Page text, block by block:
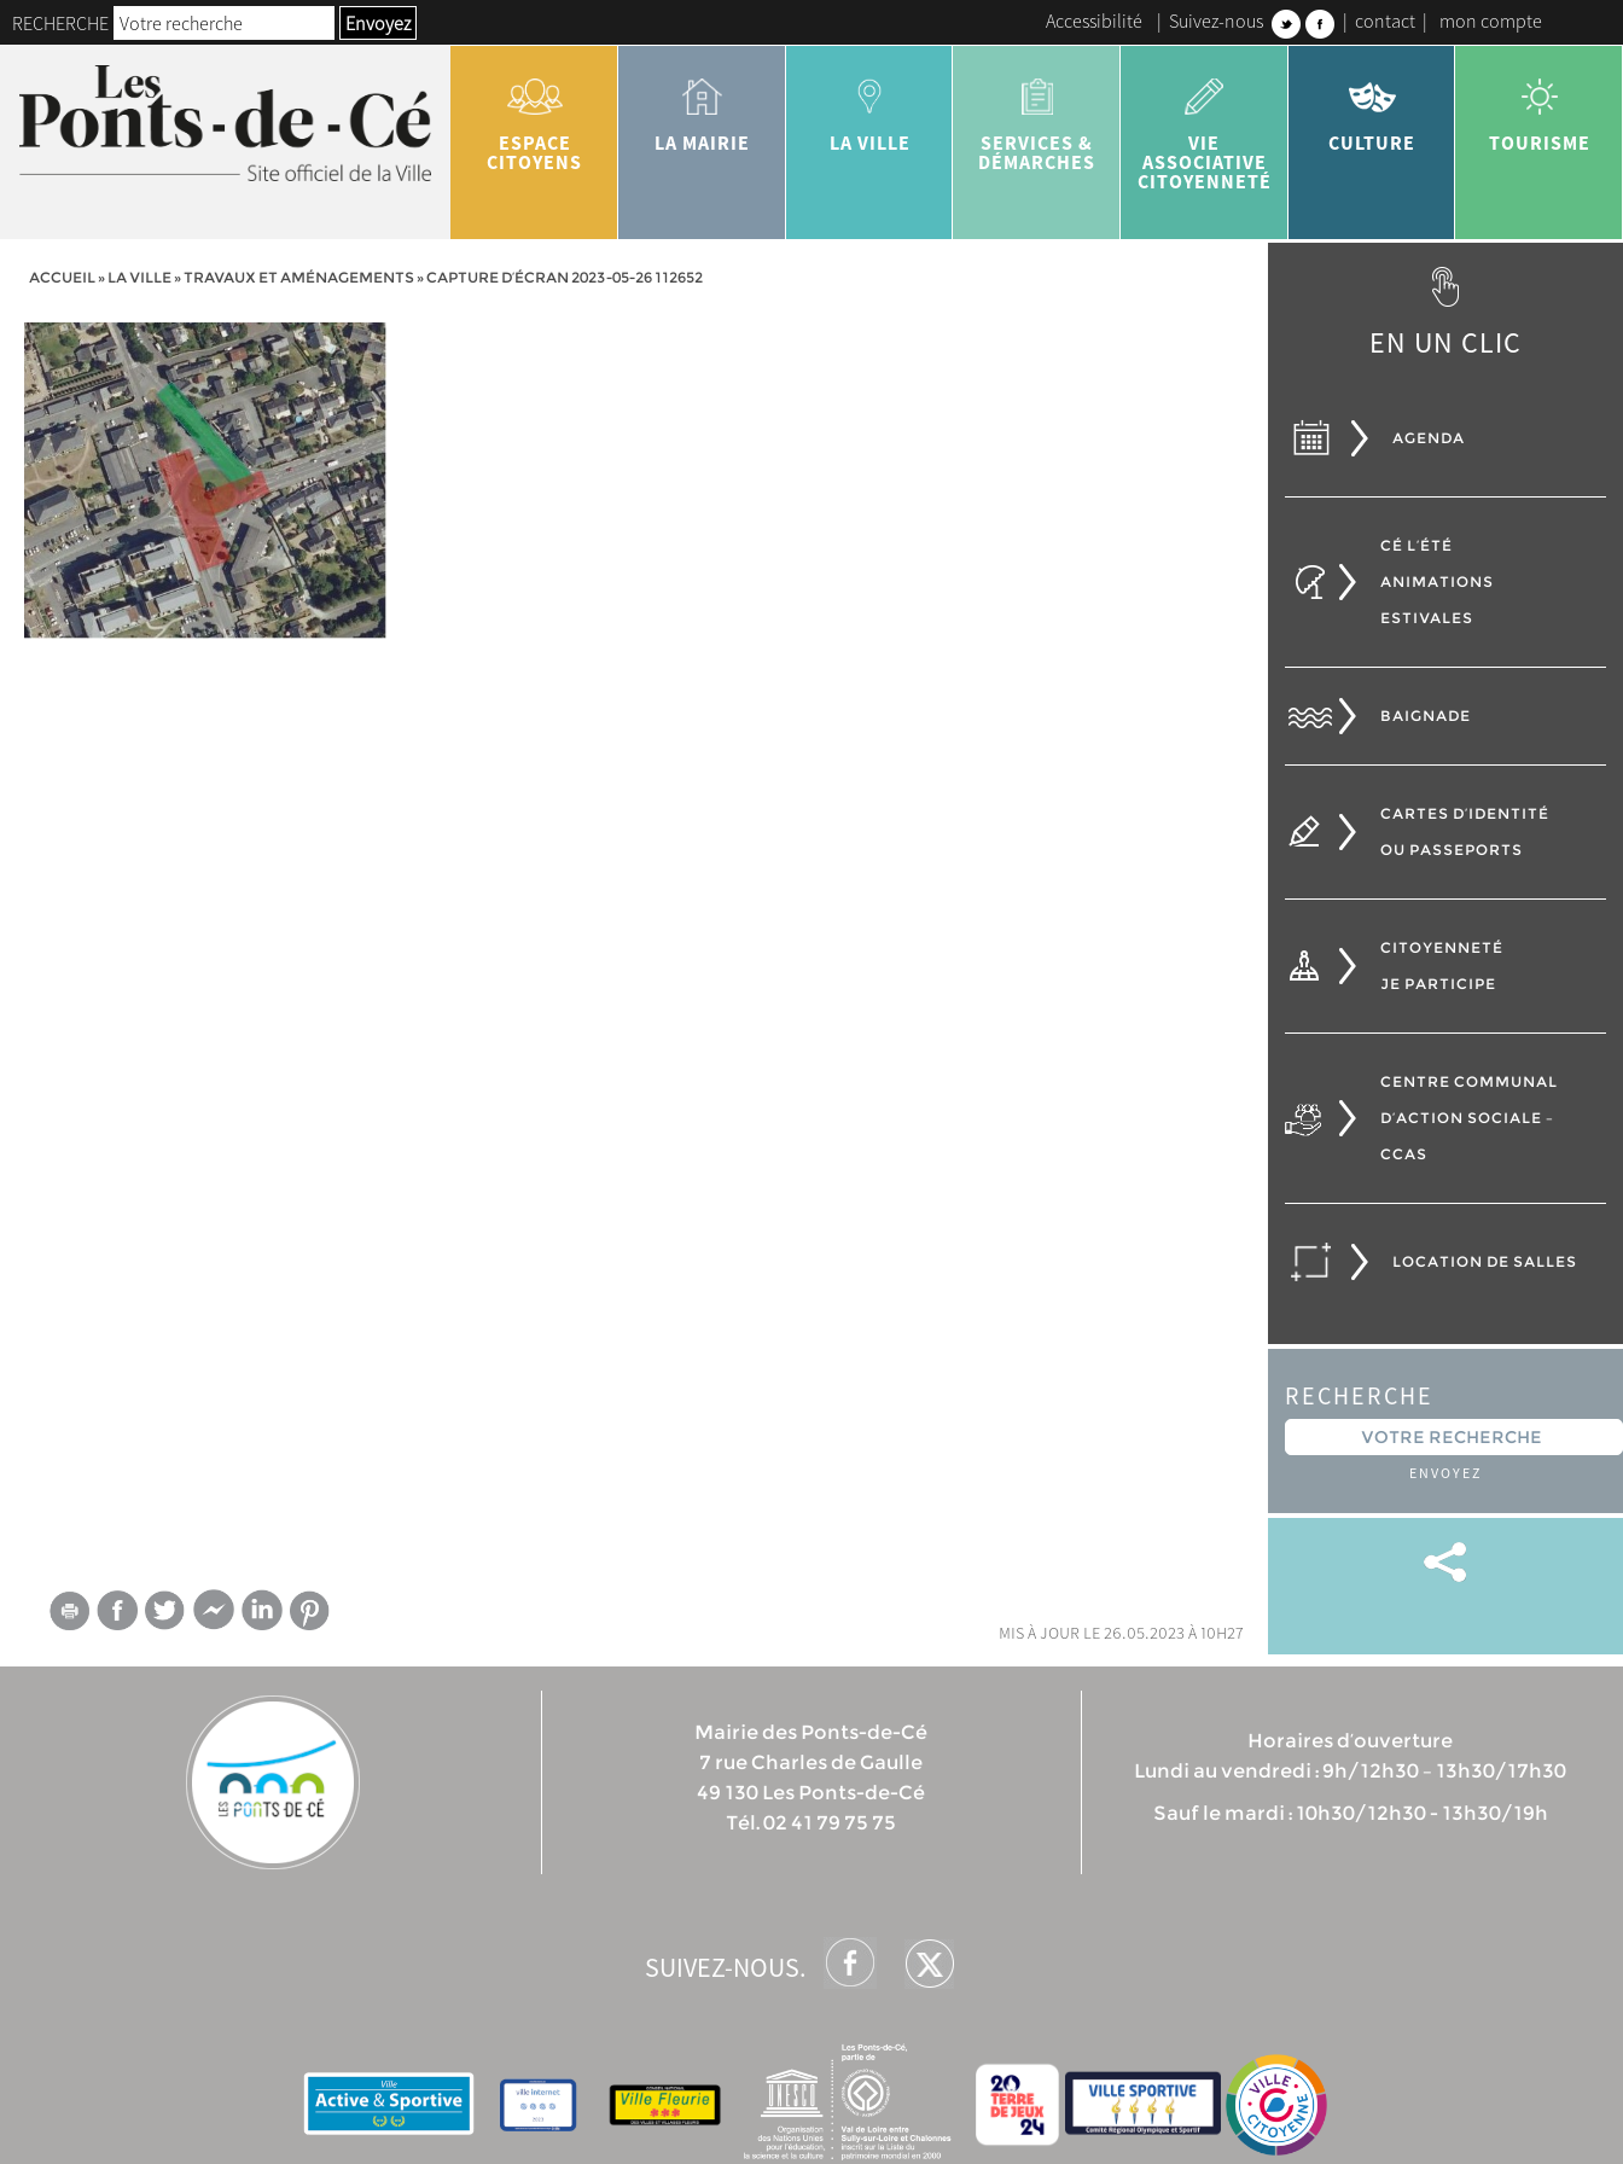
RECHERCHE Envoyez Accessibilité | Suivez-nous | contact | mon compte
ESPACE
CITOYENS
LA MAIRIE LA VILLE
SERVICES &
DÉMARCHES
VIE
ASSOCIATIVE
CITOYENNETÉ
CULTURE TOURISME
ACCUEIL» LA VILLE»TRAVAUX ET AMÉNAGEMENTS»CAPTURE D’ÉCRAN 2023-05-26 112652
mis à jour le 26.05.2023 à 10h27
EN UN CLIC
AGENDA
CÉ L’ÉTÉ
ANIMATIONS
ESTIVALES
BAIGNADE
CARTES D’IDENTITÉ
OU PASSEPORTS
CITOYENNETÉ
JE PARTICIPE
CENTRE COMMUNAL
D’ACTION SOCIALE –
CCAS
LOCATION DE SALLES
RECHERCHE
ENVOYEZ
Mairie des Ponts-de-Cé
7 rue Charles de Gaulle
49 130 Les Ponts-de-Cé
Tél. 02 41 79 75 75
Horaires d’ouverture
Lundi au vendredi : 9h/12h30 – 13h30/17h30
Sauf le mardi : 10h30/12h30 - 13h30/19h
SUIVEZ-NOUS.